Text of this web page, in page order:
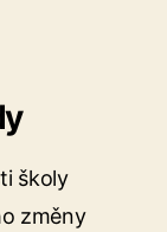
školy
změny